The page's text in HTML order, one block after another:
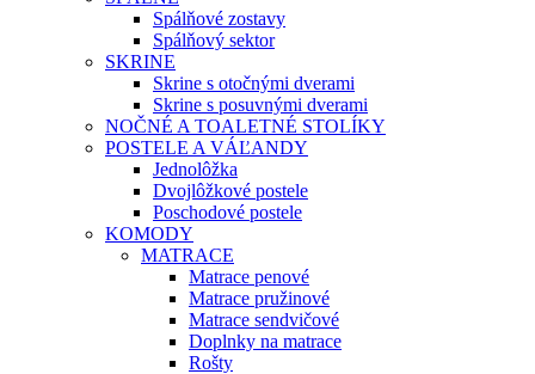
Spálňové zostavy
Spálňový sektor
SKRINE
Skrine s otočnými dverami
Skrine s posuvnými dverami
NOČNÉ A TOALETNÉ STOLÍKY
POSTELE A VÁĽANDY
Jednolôžka
Dvojlôžkové postele
Poschodové postele
KOMODY
MATRACE
Matrace penové
Matrace pružinové
Matrace sendvičové
Doplnky na matrace
Rošty